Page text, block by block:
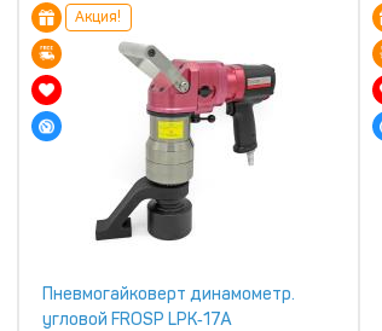
Акция!
Пневмогайковерт динамометр.
угловой FROSP LPK‑17A